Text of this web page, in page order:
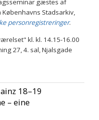
gæstes af
Stadsarkiv,
personregistreringer.
kl. kl. 14.15-16.00
27, 4. sal, Njalsgade
18–19
– eine